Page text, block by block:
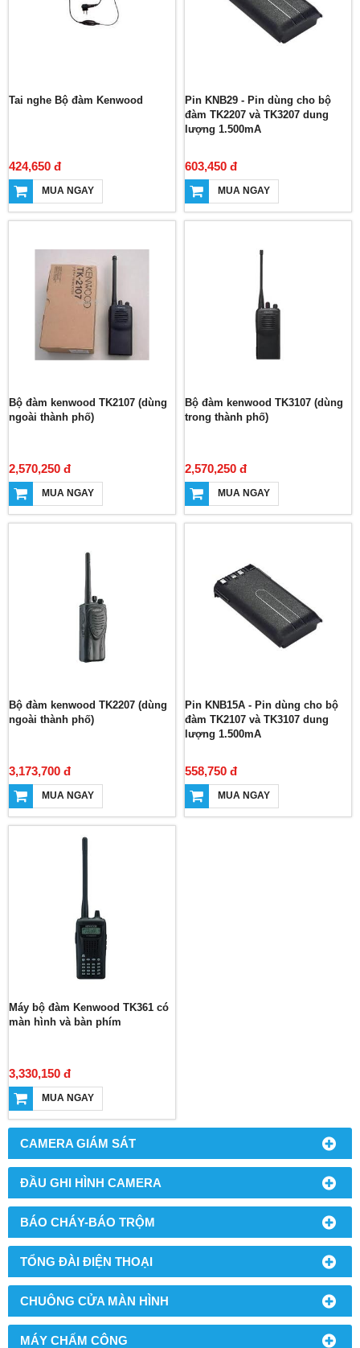
CAMERA GIÁM SÁT
ĐẦU GHI HÌNH CAMERA
BÁO CHÁY-BÁO TRỘM
TỔNG ĐÀI ĐIỆN THOẠI
CHUÔNG CỬA MÀN HÌNH
MÁY CHẤM CÔNG
Tai nghe Bộ đàm Kenwood
424,650 đ
MUA NGAY
Pin KNB29 - Pin dùng cho bộ
đàm TK2207 và TK3207 dung
lượng 1.500mA
603,450 đ
MUA NGAY
Bộ đàm kenwood TK2107 (dùng
ngoài thành phố)
2,570,250 đ
MUA NGAY
Bộ đàm kenwood TK3107 (dùng
trong thành phố)
2,570,250 đ
MUA NGAY
Bộ đàm kenwood TK2207 (dùng
ngoài thành phố)
3,173,700 đ
MUA NGAY
Pin KNB15A - Pin dùng cho bộ
đàm TK2107 và TK3107 dung
lượng 1.500mA
558,750 đ
MUA NGAY
Máy bộ đàm Kenwood TK361 có
màn hình và bàn phím
3,330,150 đ
MUA NGAY